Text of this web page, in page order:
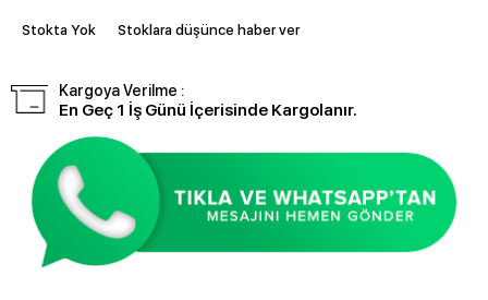
Stokta Yok Stoklara düşünce haber ver
Kargoya Verilme :
En Geç 1 İş Günü İçerisinde Kargolanır.